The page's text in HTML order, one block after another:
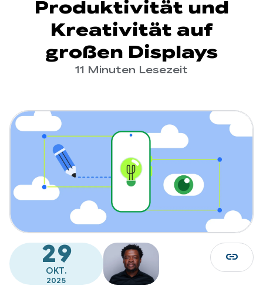
Produktivität und
Kreativität auf
großen Displays
11 Minuten Lesezeit
29
OKT.
2025
link